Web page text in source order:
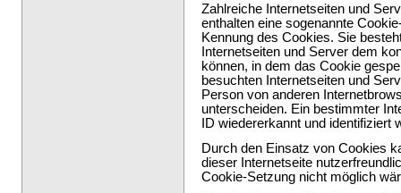
Zahlreiche Internetseiten und
enthalten eine sogenannte
Kennung des Cookies. Sie
Internetseiten und Server dem
können, in dem das Cookie
besuchten Internetseiten und
Person von anderen
unterscheiden. Ein bestimmter
ID wiedererkannt und identifiziert
Durch den Einsatz von Cookies
dieser Internetseite
Cookie-Setzung nicht möglich